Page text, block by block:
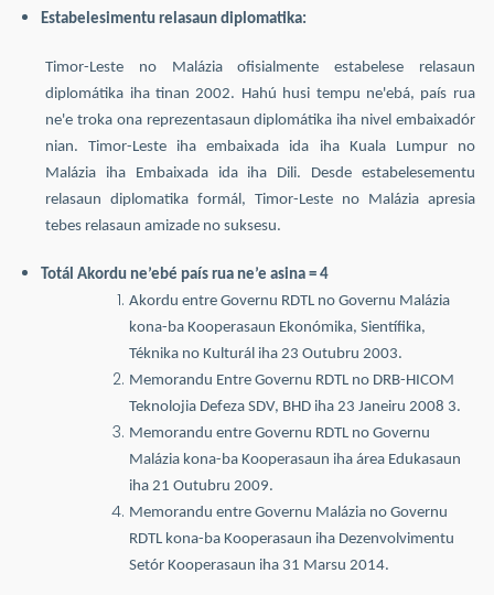
Estabelesimentu relasaun diplomatika:
Timor-Leste no Malázia ofisialmente estabelese relasaun
diplomátika iha tinan 2002. Hahú husi tempu ne'ebá, país rua
ne'e troka ona reprezentasaun diplomátika iha nivel embaixadór
nian. Timor-Leste iha embaixada ida iha Kuala Lumpur no
Malázia iha Embaixada ida iha Dili. Desde estabelesementu
relasaun diplomatika formál, Timor-Leste no Malázia apresia
tebes relasaun amizade no suksesu.
Totál Akordu ne’ebé país rua ne’e asina = 4
Akordu entre Governu RDTL no Governu Malázia
kona-ba Kooperasaun Ekonómika, Sientífika,
Téknika no Kulturál iha 23 Outubru 2003.
Memorandu Entre Governu RDTL no DRB-HICOM
Teknolojia Defeza SDV, BHD iha 23 Janeiru 2008 3.
Memorandu entre Governu RDTL no Governu
Malázia kona-ba Kooperasaun iha área Edukasaun
iha 21 Outubru 2009.
Memorandu entre Governu Malázia no Governu
RDTL kona-ba Kooperasaun iha Dezenvolvimentu
Setór Kooperasaun iha 31 Marsu 2014.